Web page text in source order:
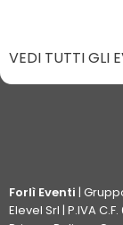
VEDI TUTTI GLI
Forlì Eventi |
Elevel Srl | P.IVA